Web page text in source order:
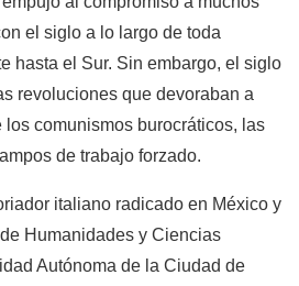
el siglo a lo largo de toda
hasta el Sur. Sin embargo, el siglo
revoluciones que devoraban a
comunismos burocráticos, las
de trabajo forzado.
italiano radicado en México y
Humanidades y Ciencias
Autónoma de la Ciudad de